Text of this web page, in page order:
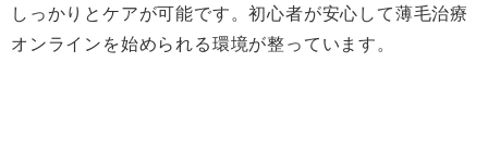
しっかりとケアが可能です。初心者が安心して薄毛治療
オンラインを始められる環境が整っています。